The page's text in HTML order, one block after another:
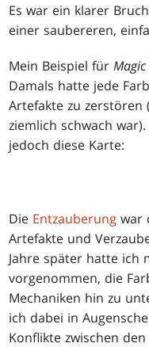
Es war ein klarer
einer saubereren,
Mein Beispiel fürMagic
Damals hatte jede
Artefakte zu zerstören
ziemlich schwach
jedoch diese Karte:
Die Entzauberung war
Artefakte und
Jahre später hatte ich
vorgenommen, die
Mechaniken hin zu
ich dabei in
Konflikte zwischen